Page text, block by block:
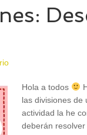
Hola a todos
las divisiones de
actividad la he
deberán